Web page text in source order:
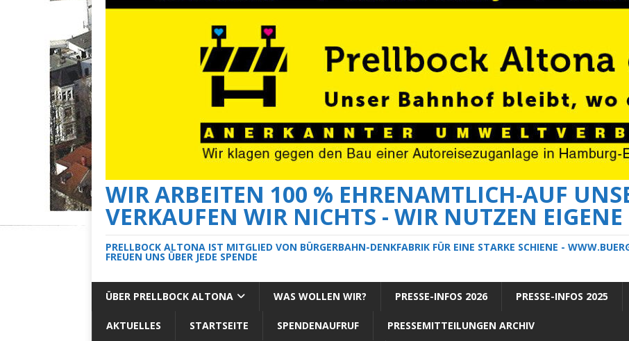
WIR ARBEITEN 100 % EHRENAMTLICH-AUF
VERKAUFEN WIR NICHTS - WIR NUTZEN EIGENE
PRELLBOCK ALTONA IST MITGLIED VON BÜRGERBAHN-DENKFABRIK FÜR EINE STARKE SCHIENE -
FREUEN UNS ÜBER JEDE SPENDE
ÜBER PRELLBOCK ALTONA WAS WOLLEN WIR? PRESSE-INFOS 2026 PRESSE-INFOS 2025
AKTUELLES STARTSEITE SPENDENAUFRUF PRESSEMITTEILUNGEN ARCHIV